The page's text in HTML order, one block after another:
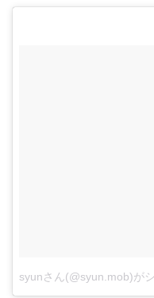
syunさん(@syun.mob)が